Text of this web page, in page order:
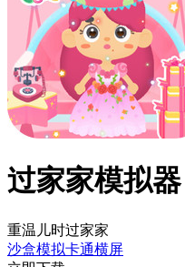
过家家模拟器
重温儿时过家家
沙盒模拟卡通横屏